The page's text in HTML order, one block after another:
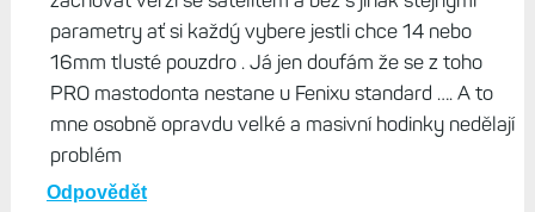
nejvíc líbilo, kdyby tahle verze dostala jasnější AMOLED,
tlustý Pro v podstatě nepotřebuju.
Odpovědět
Radek, 11. září 2025, 07:18
Myslím , že spousta majitelů AMOLED Fenixů by teď